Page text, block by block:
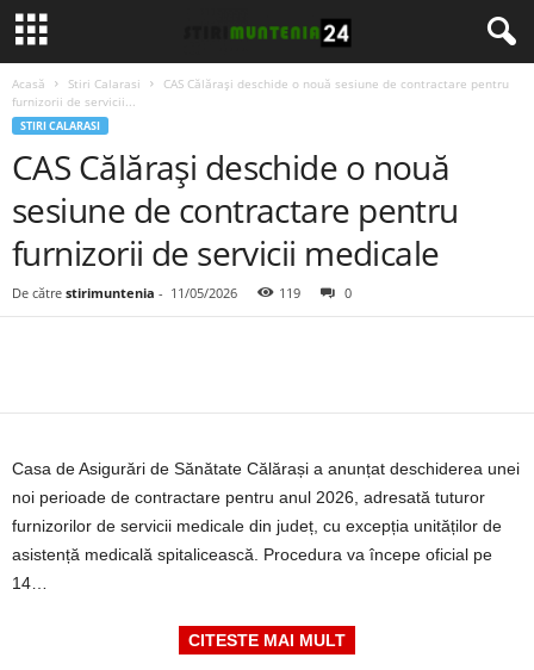
Acasă Stiri Calarasi
CAS Călărași deschide o nouă sesiune de contractare pentru
furnizorii de servicii...
STIRI CALARASI
CAS Călărași deschide o nouă
sesiune de contractare pentru
furnizorii de servicii medicale
De către stirimuntenia - 11/05/2026 119 0
Casa de Asigurări de Sănătate Călărași a anunțat deschiderea unei
noi perioade de contractare pentru anul 2026, adresată tuturor
furnizorilor de servicii medicale din județ, cu excepția unităților de
asistență medicală spitalicească. Procedura va începe oficial pe
14…
CITESTE MAI MULT